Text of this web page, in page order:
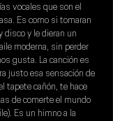
vocales que son el
Es como si tomaran
disco y le dieran un
moderna, sin perder
gusta. La canción es
justo esa sensación de
tapete cañón, te hace
de comerte el mundo
Es un himno a la